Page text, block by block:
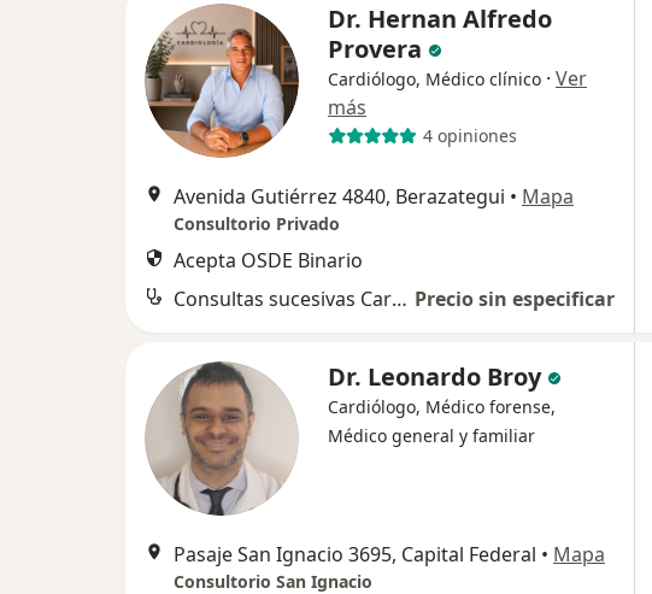
Dr. Hernan Alfredo
Provera
Cardiólogo, Médico clínico · Ver
más
4 opiniones
Avenida Gutiérrez 4840, Berazategui • Mapa
Consultorio Privado
Acepta OSDE Binario
Consultas sucesivas Cardiología Precio sin especificar
Dr. Leonardo Broy
Cardiólogo, Médico forense,
Médico general y familiar
Pasaje San Ignacio 3695, Capital Federal • Mapa
Consultorio San Ignacio